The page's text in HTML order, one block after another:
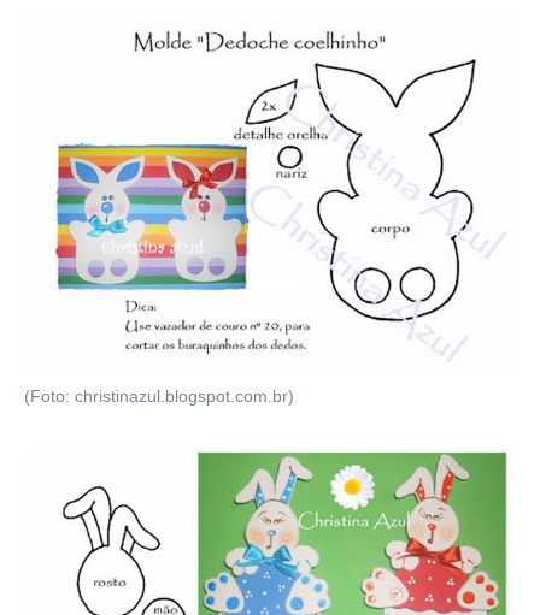
(Foto: christinazul.blogspot.com.br)